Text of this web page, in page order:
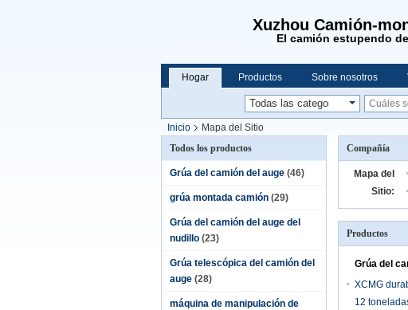
Xuzhou Camión-
El camión estupendo
Hogar Productos Sobre nosotros
Inicio
Mapa del Sitio
Todos los productos
Grúa del camión del auge (46)
grúa montada camión (29)
Grúa del camión del auge del
nudillo (23)
Grúa telescópica del camión del
auge (28)
máquina de manipulación de
Compañía
Mapa del
Sitio:
Productos
Grúa del
XCMG
12